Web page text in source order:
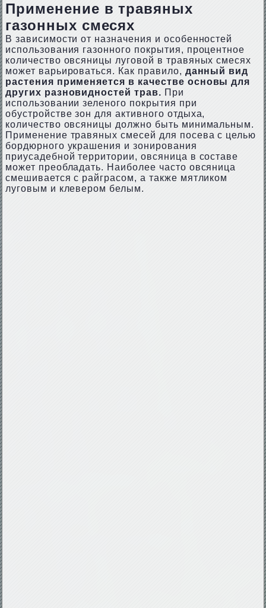
Применение в травяных
газонных смесях
В зависимости от назначения и особенностей
использования газонного покрытия, процентное
количество овсяницы луговой в травяных смесях
может варьироваться. Как правило, данный вид
растения применяется в качестве основы для
других разновидностей трав. При
использовании зеленого покрытия при
обустройстве зон для активного отдыха,
количество овсяницы должно быть минимальным.
Применение травяных смесей для посева с целью
бордюрного украшения и зонирования
приусадебной территории, овсяница в составе
может преобладать. Наиболее часто овсяница
смешивается с райграсом, а также мятликом
луговым и клевером белым.